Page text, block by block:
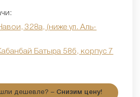
328а, (ниже ул. Аль-
Батыра 58б, корпус 7
дешевле? – Снизим цену!